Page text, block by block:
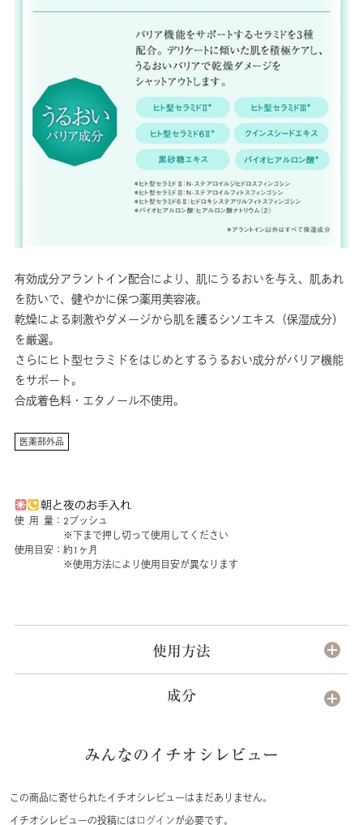
有効成分アラントイン配合により、肌にうるおいを与え、肌あれ
を防いで、健やかに保つ薬用美容液。
乾燥による刺激やダメージから肌を護るシソエキス（保湿成分）
を厳選。
さらにヒト型セラミドをはじめとするうるおい成分がバリア機能
をサポート。
合成着色料・エタノール不使用。
医薬部外品
使 用 量：2プッシュ
※下まで押し切って使用してください
使用目安：約1ヶ月
※使用方法により使用目安が異なります
使用方法
成分
みんなのイチオシレビュー
この商品に寄せられたイチオシレビューはまだありません。
イチオシレビューの投稿にはログインが必要です。